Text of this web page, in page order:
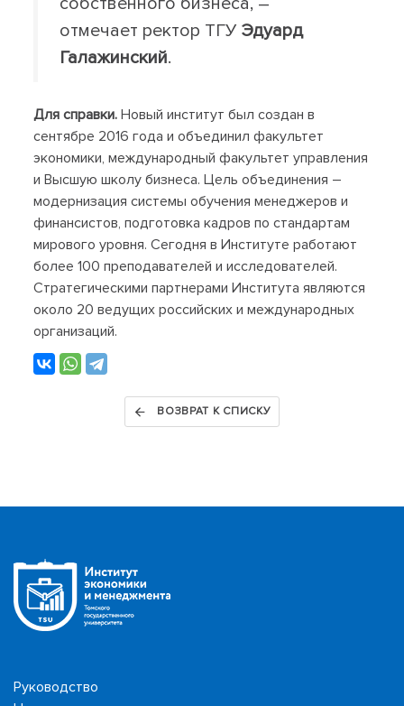
отмечает ректор ТГУЭдуард
Галажинский.
Для справки. Новый институт был создан в
сентябре 2016 года и объединил факультет
экономики, международный факультет управления
и Высшую школу бизнеса. Цель объединения –
модернизация системы обучения менеджеров и
финансистов, подготовка кадров по стандартам
мирового уровня. Сегодня в Институте работают
более 100 преподавателей и исследователей.
Стратегическими партнерами Института являются
около 20 ведущих российских и международных
организаций.
ВОЗВРАТ К СПИСКУ
Руководство